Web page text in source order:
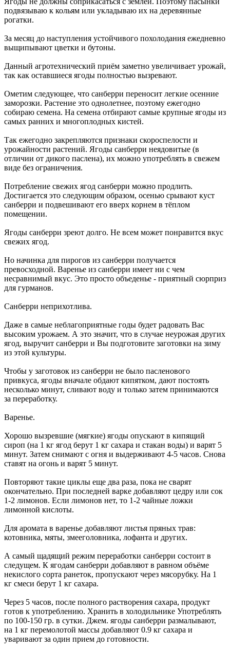
подвязываю к кольям или укладываю их на деревянные
рогатки.
За месяц до наступления устойчивого похолодания ежедневно
выщипывают цветки и бутоны.
Данный агротехнический приём заметно увеличивает урожай,
так как оставшиеся ягоды полностью вызревают.
Ометим следующее, что санберри переносит легкие осенние
заморозки. Растение это однолетнее, поэтому ежегодно
собираю семена. На семена отбирают самые крупные ягоды из
самых ранних и многоплодных кистей.
Так ежегодно закрепляются признаки скороспелости и
урожайности растений. Ягоды санберри неядовитые (в
отличии от дикого паслена), их можно употреблять в свежем
виде без ограничения.
Потребление свежих ягод санберри можно продлить.
Достигается это следующим образом, осенью срывают куст
санберри и подвешивают его вверх корнем в тёплом
помещении.
Ягоды санберри зреют долго. Не всем может понравится вкус
свежих ягод.
Но начинка для пирогов из санберри получается
превосходной. Варенье из санберри имеет ни с чем
несравнимый вкус. Это просто объеденье - приятный сюрприз
для гурманов.
Санберри неприхотлива.
Даже в самые неблагоприятные годы будет радовать Вас
высоким урожаем. А это значит, что в случае неурожая других
ягод, выручит санберри и Вы подготовите заготовки на зиму
из этой культуры.
Чтобы у заготовок из санберри не было пасленового
привкуса, ягоды вначале обдают кипятком, дают постоять
несколько минут, сливают воду и только затем принимаются
за переработку.
Варенье.
Хорошо вызревшие (мягкие) ягоды опускают в кипящий
сироп (на 1 кг ягод берут 1 кг сахара и стакан воды) и варят 5
минут. Затем снимают с огня и выдерживают 4-5 часов. Снова
ставят на огонь и варят 5 минут.
Повторяют такие циклы еще два раза, пока не сварят
окончательно. При последней варке добавляют цедру или сок
1-2 лимонов. Если лимонов нет, то 1-2 чайные ложки
лимонной кислоты.
Для аромата в варенье добавляют листья пряных трав:
котовника, мяты, змееголовника, лофанта и других.
А самый щадящий режим переработки санберри состоит в
следущем. К ягодам санберри добавляют в равном объёме
некислого сорта ранеток, пропускают через мясорубку. На 1
кг смеси берут 1 кг сахара.
Через 5 часов, после полного растворения сахара, продукт
готов к употреблению. Хранить в холодильнике Употреблять
по 100-150 гр. в сутки. Джем. ягоды санберри размалывают,
на 1 кг перемолотой массы добавляют 0.9 кг сахара и
уваривают за один прием до готовности.